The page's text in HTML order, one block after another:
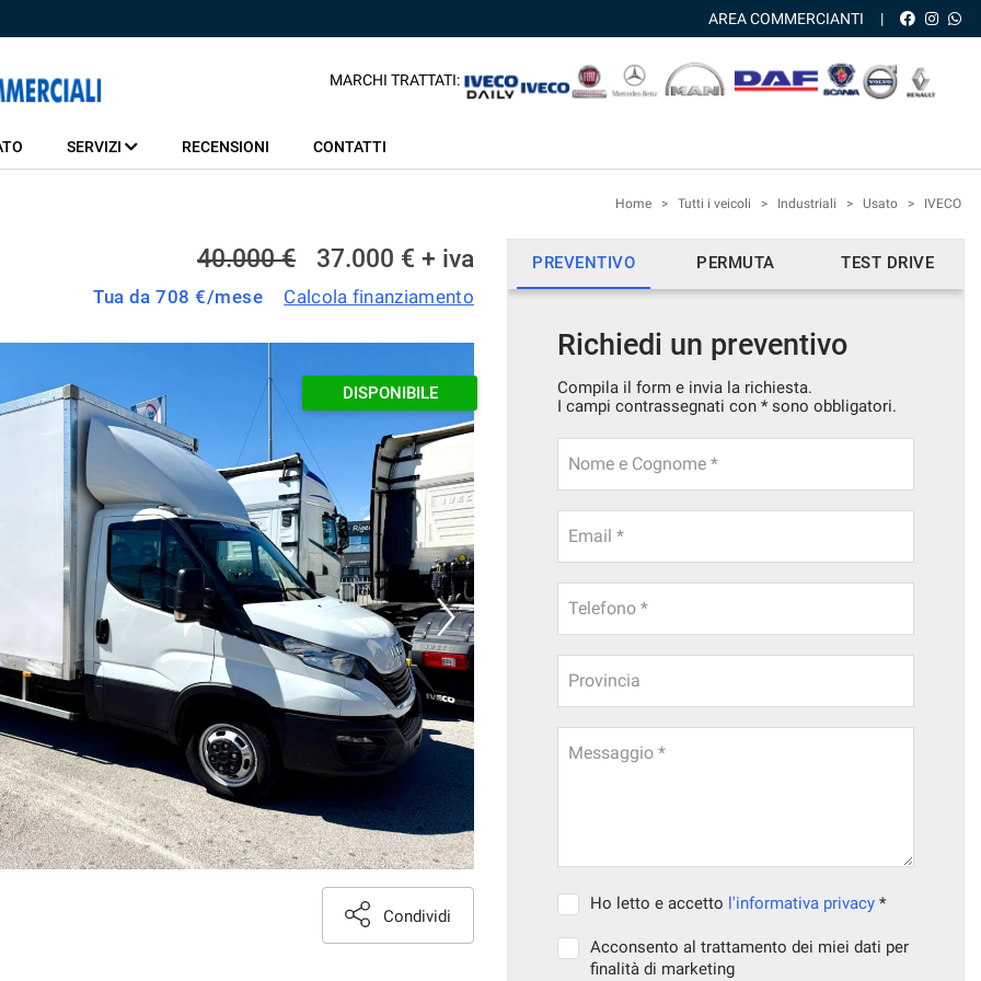
AREA COMMERCIANTI
MARCHI TRATTATI:
SERVIZI RECENSIONI CONTATTI
Home > Tutti i veicoli > Industriali > Usato > IVECO
40.000 € 37.000 € + iva
Tua da708 €/mese Calcola finanziamento
DISPONIBILE
Condividi
PREVENTIVO PERMUTA TEST DRIVE
Richiedi un preventivo
Compila il form e invia la richiesta.
I campi contrassegnati con * sono obbligatori.
Nome e Cognome *
Email *
Telefono *
Provincia
Messaggio *
Ho letto e accetto l'informativa privacy *
Acconsento al trattamento dei miei dati per
finalità di marketing